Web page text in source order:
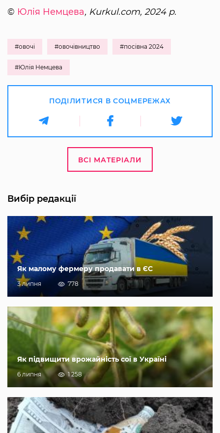
© Юлія Немцева, Kurkul.com, 2024 р.
#овочі #овочівництво #посівна 2024
#Юлія Немцева
ПОДІЛИТИСЯ В СОЦМЕРЕЖАХ
ВСІ МАТЕРІАЛИ
Вибір редакції
Як малому фермеру продавати в ЄС
3 липня 778
Як підвищити врожайність сої в Україні
6 липня 1 258